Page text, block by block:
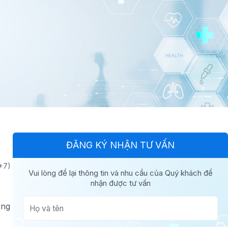
ĐĂNG KÝ NHẬN TƯ VẤN
Vui lòng để lại thông tin và nhu cầu của Quý khách để
nhận được tư vấn